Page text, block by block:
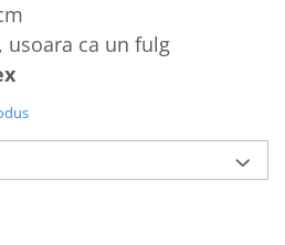
usoara ca un fulg